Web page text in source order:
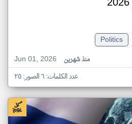
Politics
Jun 01, 2026
منذ شهرين
عدد الكلمات: ٦ الصور: ٢٥